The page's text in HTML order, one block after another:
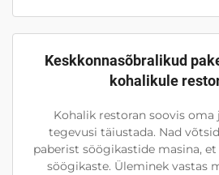
Keskkonnasõbralikud
kohalikule
Kohalik restoran soovis
tegevusi täiustada. Nad
paberist söögikastide masina,
söögikaste. Üleminek vastas